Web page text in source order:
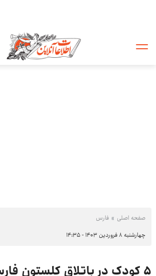
صفحه اصلی فارس
چهارشنبه ۸ فروردین ۱۴۰۳ - ۱۴:۳۵
۵ کودک در باتلاق کلستون